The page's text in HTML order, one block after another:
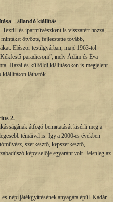
– állandó kiállítás
és iparművészként is visszatért hozzá,
ötvözte, fejlesztette tovább,
Először textilgyárban, majd 1963-tól
paradicsom”, mely Ádám és Éva
Hazai és külföldi kiállításokon is megjelent.
kiállításon láthatók.
2.
átfogó bemutatását kisérli meg a
témáival is. Igy a 2000-es években
szerkesztő, képszerkesztő,
képviselője egyaránt volt. Jelenleg az
népi játékgyűtésének anyagára épül. Kádár-